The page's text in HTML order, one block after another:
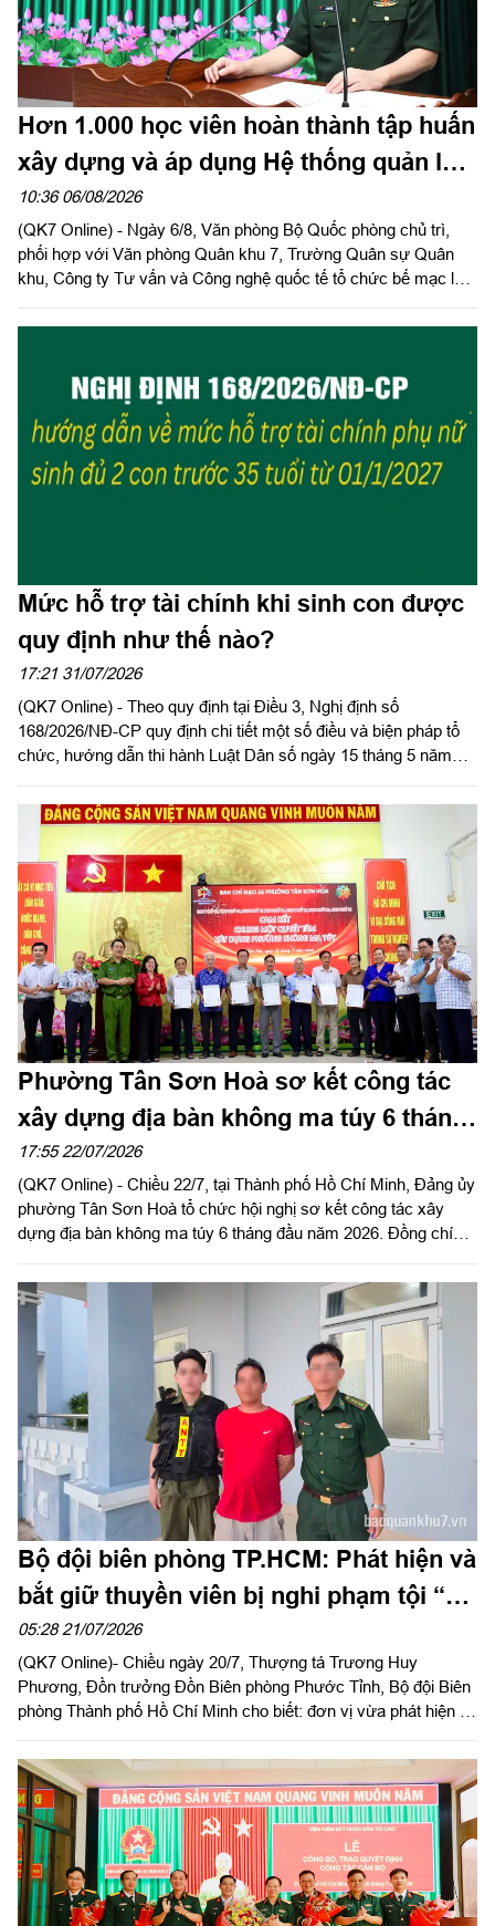
Hơn 1.000 học viên hoàn thành tập huấn
xây dựng và áp dụng Hệ thống quản lý
chất lượng theo Tiêu chuẩn quốc gia
TCVN ISO 9001:2015
10:36 06/08/2026
(QK7 Online) - Ngày 6/8, Văn phòng Bộ Quốc phòng chủ trì,
phối hợp với Văn phòng Quân khu 7, Trường Quân sự Quân
khu, Công ty Tư vấn và Công nghệ quốc tế tổ chức bế mạc lớp
lượng theo Tiêu chuẩn quốc gia TCVN ISO 9001:2015 năm
Mức hỗ trợ tài chính khi sinh con được
quy định như thế nào?
17:21 31/07/2026
(QK7 Online) - Theo quy định tại Điều 3, Nghị định số
168/2026/NĐ-CP quy định chi tiết một số điều và biện pháp tổ
chức, hướng dẫn thi hành Luật Dân số ngày 15 tháng 5 năm
Phường Tân Sơn Hoà sơ kết công tác
xây dựng địa bàn không ma túy 6 tháng
đầu năm 2026
17:55 22/07/2026
(QK7 Online) - Chiều 22/7, tại Thành phố Hồ Chí Minh, Đảng ủy
phường Tân Sơn Hoà tổ chức hội nghị sơ kết công tác xây
dựng địa bàn không ma túy 6 tháng đầu năm 2026. Đồng chí
dân phường dự và phát biểu chỉ đạo.
Bộ đội biên phòng TP.HCM: Phát hiện và
bắt giữ thuyền viên bị nghi phạm tội “cố
ý gây thương tích”
05:28 21/07/2026
(QK7 Online)- Chiều ngày 20/7, Thượng tá Trương Huy
Phương, Đồn trưởng Đồn Biên phòng Phước Tỉnh, Bộ đội Biên
phòng Thành phố Hồ Chí Minh cho biết: đơn vị vừa phát hiện và
HKTT: xã Long Hải, thành phố Hồ Chí Minh đang làm việc trên
tàu cá BV 950xx TS) là người có Quyết định truy tìm người của
Cơ quan Cảnh sát điều tra Công an Thành phố Hồ Chí Minh bị
nghi thực hiện phạm tội “Cố ý gây thương tích”.